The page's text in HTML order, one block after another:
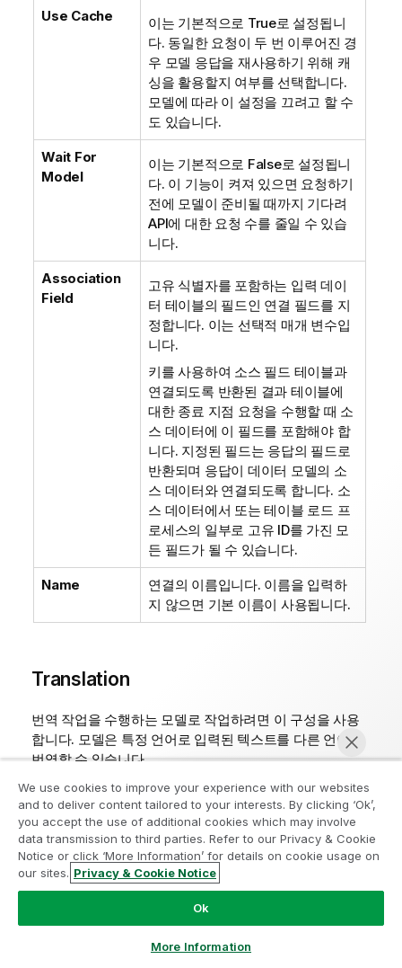
Use Cache
이는 기본적으로 True로 설정됩니
다. 동일한 요청이 두 번 이루어진 경
우 모델 응답을 재사용하기 위해 캐
싱을 활용할지 여부를 선택합니다.
모델에 따라 이 설정을 끄려고 할 수
도 있습니다.
Wait For
Model
이는 기본적으로 False로 설정됩니
다. 이 기능이 켜져 있으면 요청하기
전에 모델이 준비될 때까지 기다려
API에 대한 요청 수를 줄일 수 있습
니다.
Association
Field
고유 식별자를 포함하는 입력 데이
터 테이블의 필드인 연결 필드를 지
정합니다. 이는 선택적 매개 변수입
니다.
키를 사용하여 소스 필드 테이블과
연결되도록 반환된 결과 테이블에
대한 종료 지점 요청을 수행할 때 소
스 데이터에 이 필드를 포함해야 합
니다. 지정된 필드는 응답의 필드로
반환되며 응답이 데이터 모델의 소
스 데이터와 연결되도록 합니다. 소
스 데이터에서 또는 테이블 로드 프
로세스의 일부로 고유 ID를 가진 모
든 필드가 될 수 있습니다.
Name
연결의 이름입니다. 이름을 입력하
지 않으면 기본 이름이 사용됩니다.
Translation
번역 작업을 수행하는 모델로 작업하려면 이 구성을 사용
합니다. 모델은 특정 언어로 입력된 텍스트를 다른 언어로
번역할 수 있습니다.
자세한 내용은 다음Hugging Face리소스를 참조하십시
오.
번역 작업 개요: Translation
매개 변수에 대한 자세한 설명:
Detailed parameters
We use cookies to improve your experience with our websites
and to deliver content tailored to your interests. By clicking ‘Ok’,
you accept the use of additional cookies which may involve
data transmission to third parties. Refer to our Privacy & Cookie
Notice or click ‘More Information’ for details on cookie usage on
our sites. Privacy & Cookie Notice
Ok
More Information